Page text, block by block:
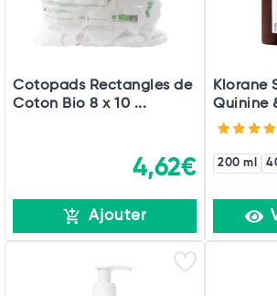
Cotopads Rectangles de
Coton Bio 8 x 10 ...
4,62€
Ajouter
Klorane
Quinine
200 ml